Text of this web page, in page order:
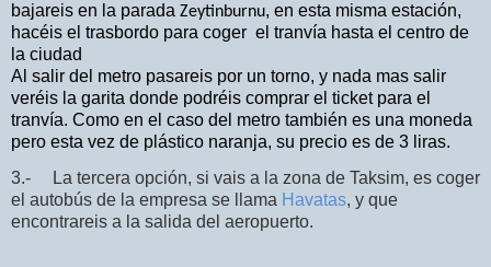
bajareis en la parada Zeytinburnu, en esta misma estación,
hacéis el trasbordo para coger el tranvía hasta el centro de
la ciudad
Al salir del metro pasareis por un torno, y nada mas salir
veréis la garita donde podréis comprar el ticket para el
tranvía. Como en el caso del metro también es una moneda
pero esta vez de plástico naranja, su precio es de 3 liras.
3.- La tercera opción, si vais a la zona de Taksim, es coger
el autobús de la empresa se llama Havatas, y que
encontrareis a la salida del aeropuerto.